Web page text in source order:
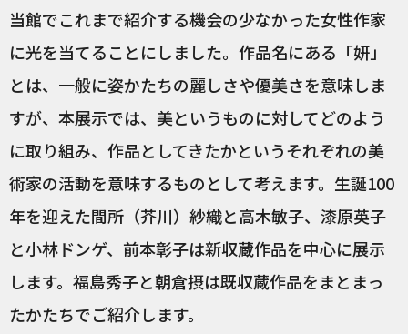
当館でこれまで紹介する機会の少なかった女性作家
に光を当てることにしました。作品名にある「妍」
とは、一般に姿かたちの麗しさや優美さを意味しま
すが、本展示では、美というものに対してどのよう
に取り組み、作品としてきたかというそれぞれの美
術家の活動を意味するものとして考えます。生誕100
年を迎えた間所（芥川）紗織と高木敏子、漆原英子
と小林ドンゲ、前本彰子は新収蔵作品を中心に展示
します。福島秀子と朝倉摂は既収蔵作品をまとまっ
たかたちでご紹介します。